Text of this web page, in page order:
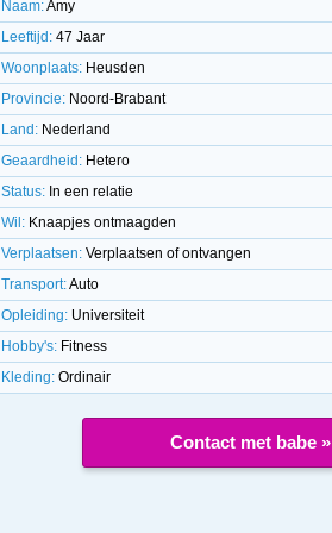
Naam:Amy
Leeftijd: 47 Jaar
Woonplaats: Heusden
Provincie: Noord-Brabant
Land: Nederland
Geaardheid: Hetero
Status: In een relatie
Wil: Knaapjes ontmaagden
Verplaatsen: Verplaatsen of ontvangen
Transport:Auto
Opleiding: Universiteit
Hobby's: Fitness
Kleding: Ordinair
Contact met babe »